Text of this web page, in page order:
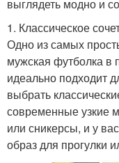
выглядеть модно и
1. Классическое
Одно из самых
мужская футболка в
идеально подходит
выбрать
современные узкие
или сникерсы, и у
образ для прогулки